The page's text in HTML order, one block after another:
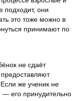
подходит, они
это тоже можно в
принимают по
не сдаёт
же ученик не
— его принудительно